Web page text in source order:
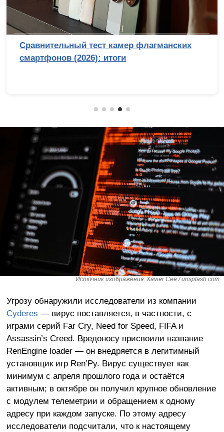
Сравнительный тест камер флагманских
смартфонов (2026): итоги
Источник изображения: Xavier Cee / unsplash.com
Угрозу обнаружили исследователи из компании
Cyderes — вирус поставляется, в частности, с
играми серий Far Cry, Need for Speed, FIFA и
Assassin’s Creed. Вредоносу присвоили название
RenEngine loader — он внедряется в легитимный
установщик игр Ren’Py. Вирус существует как
минимум с апреля прошлого года и остаётся
активным; в октябре он получил крупное обновление
с модулем телеметрии и обращением к одному
адресу при каждом запуске. По этому адресу
исследователи подсчитали, что к настоящему